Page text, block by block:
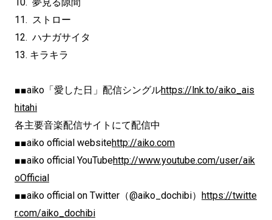
11. ストロー
12. ハナガサイタ
13. キラキラ
■■aiko「愛した日」配信シングルhttps://lnk.to/aiko_ais
hitahi
各主要音楽配信サイトにて配信中
■■aiko official websitehttp://aiko.com
■■aiko official YouTubehttp://www.youtube.com/user/aik
oOfficial
■■aiko official on Twitter（@aiko_dochibi） https://twitte
r.com/aiko_dochibi